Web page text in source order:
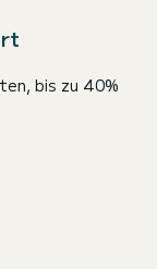
bis zu 40%